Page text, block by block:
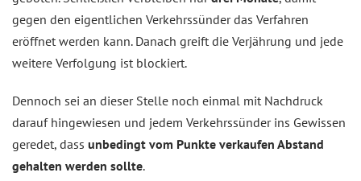
gegen den eigentlichen Verkehrssünder das Verfahren
eröffnet werden kann. Danach greift die Verjährung und jede
weitere Verfolgung ist blockiert.
Dennoch sei an dieser Stelle noch einmal mit Nachdruck
darauf hingewiesen und jedem Verkehrssünder ins Gewissen
geredet, dass unbedingt vom Punkte verkaufen Abstand
gehalten werden sollte.